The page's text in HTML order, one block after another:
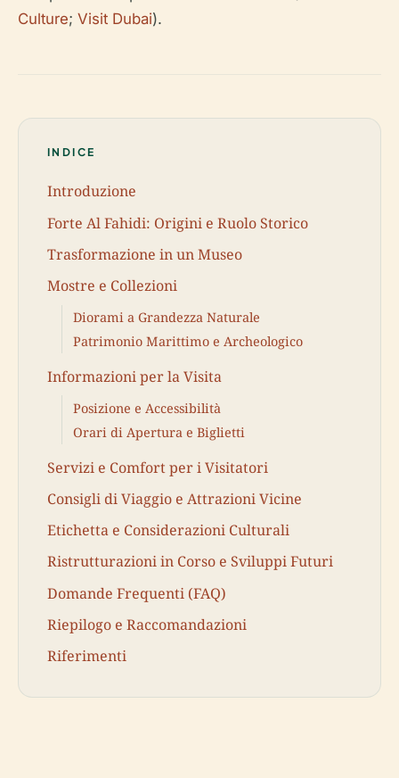
Culture; Visit Dubai).
INDICE
Introduzione
Forte Al Fahidi: Origini e Ruolo Storico
Trasformazione in un Museo
Mostre e Collezioni
Diorami a Grandezza Naturale
Patrimonio Marittimo e Archeologico
Informazioni per la Visita
Posizione e Accessibilità
Orari di Apertura e Biglietti
Servizi e Comfort per i Visitatori
Consigli di Viaggio e Attrazioni Vicine
Etichetta e Considerazioni Culturali
Ristrutturazioni in Corso e Sviluppi Futuri
Domande Frequenti (FAQ)
Riepilogo e Raccomandazioni
Riferimenti